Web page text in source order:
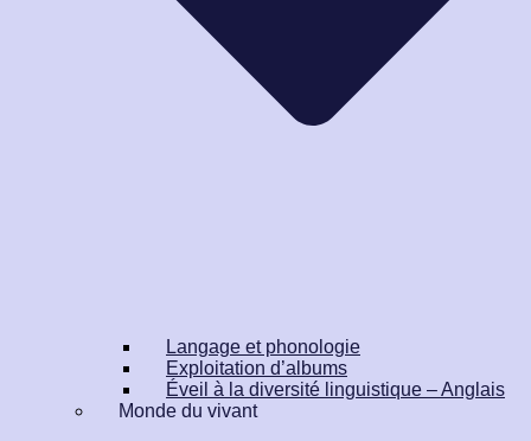
Langage et phonologie
Exploitation d’albums
Éveil à la diversité linguistique – Anglais
Monde du vivant